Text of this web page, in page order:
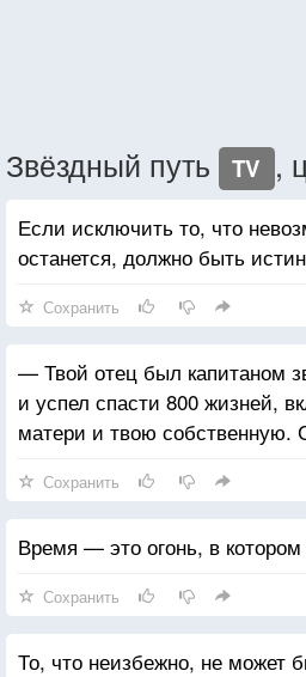
Звёздный путь TV ,
Если исключить то, что
останется, должно быть
Сохранить
— Твой отец был капитаном
и успел спасти 800 жизней,
матери и твою собственную.
Сохранить
Время — это огонь, в
Сохранить
То, что неизбежно, не может